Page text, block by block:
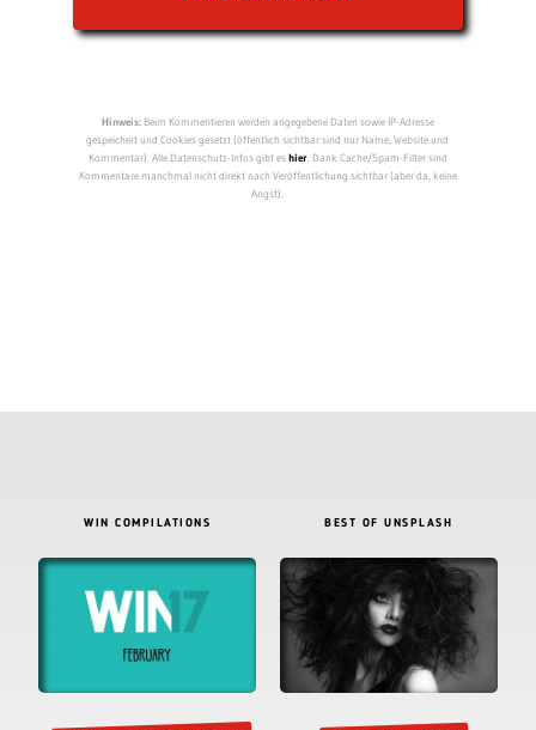
Hinweis:Beim Kommentieren werden angegebene Daten sowie IP-Adresse
gespeichert und Cookies gesetzt (öffentlich sichtbar sind nur Name, Website und
Kommentar). Alle Datenschutz-Infos gibt eshier. Dank Cache/Spam-Filter sind
Kommentare manchmal nicht direkt nach Veröffentlichung sichtbar (aber da, keine
Angst).
WIN COMPILATIONS BEST OF UNSPLASH